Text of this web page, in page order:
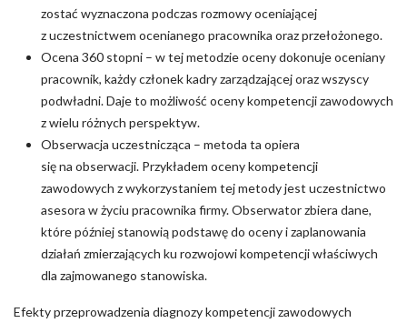
zostać wyznaczona podczas rozmowy oceniającej
z uczestnictwem ocenianego pracownika oraz przełożonego.
Ocena 360 stopni – w tej metodzie oceny dokonuje oceniany
pracownik, każdy członek kadry zarządzającej oraz wszyscy
podwładni. Daje to możliwość oceny kompetencji zawodowych
z wielu różnych perspektyw.
Obserwacja uczestnicząca – metoda ta opiera
się na obserwacji. Przykładem oceny kompetencji
zawodowych z wykorzystaniem tej metody jest uczestnictwo
asesora w życiu pracownika firmy. Obserwator zbiera dane,
które później stanowią podstawę do oceny i zaplanowania
działań zmierzających ku rozwojowi kompetencji właściwych
dla zajmowanego stanowiska.
Efekty przeprowadzenia diagnozy kompetencji zawodowych